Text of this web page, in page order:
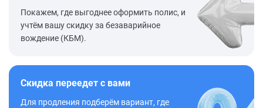
Покажем, где выгоднее оформить полис, и
учтём вашу скидку за безаварийное
вождение (КБМ).
Скидка переедет с вами
Для продления подберём вариант, где